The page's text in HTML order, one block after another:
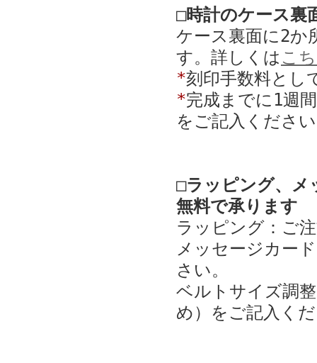
□時計のケース裏
ケース裏面に2か
す。詳しくは こ
*刻印手数料とし
*完成までに1週
をご記入くださ
□ラッピング、メ
無料で承ります
ラッピング：ご
メッセージカー
さい。
ベルトサイズ調
め）をご記入く